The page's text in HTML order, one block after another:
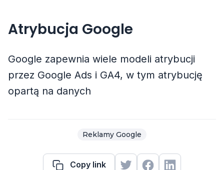
Atrybucja Google
Google zapewnia wiele modeli atrybucji
przez Google Ads i GA4, w tym atrybucję
opartą na danych
Reklamy Google
Copy link